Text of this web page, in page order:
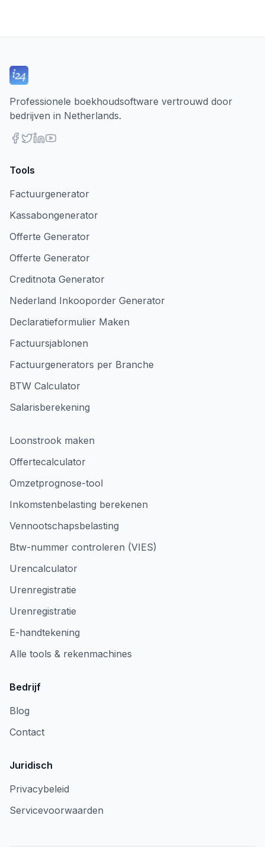
Professionele boekhoudsoftware vertrouwd door
bedrijven in Netherlands.
Tools
Factuurgenerator
Kassabongenerator
Offerte Generator
Offerte Generator
Creditnota Generator
Nederland Inkooporder Generator
Declaratieformulier Maken
Factuursjablonen
Factuurgenerators per Branche
BTW Calculator
Salarisberekening
Loonstrook maken
Offertecalculator
Omzetprognose-tool
Inkomstenbelasting berekenen
Vennootschapsbelasting
Btw-nummer controleren (VIES)
Urencalculator
Urenregistratie
Urenregistratie
E-handtekening
Alle tools & rekenmachines
Bedrijf
Blog
Contact
Juridisch
Privacybeleid
Servicevoorwaarden